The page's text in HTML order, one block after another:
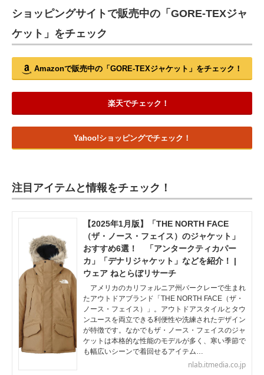
ショッピングサイトで販売中の「GORE-TEXジャ
ケット」をチェック
Amazonで販売中の「GORE-TEXジャケット」をチェック！
楽天でチェック！
Yahoo!ショッピングでチェック！
注目アイテムと情報をチェック！
【2025年1月版】「THE NORTH FACE
（ザ・ノース・フェイス）のジャケット」
おすすめ6選！ 「アンタークティカパー
カ」「デナリジャケット」などを紹介！ |
ウェア ねとらぼリサーチ
アメリカのカリフォルニア州バークレーで生まれ
たアウトドアブランド「THE NORTH FACE（ザ・
ノース・フェイス）」。アウトドアスタイルとタウ
ンユースを両立できる利便性や洗練されたデザイン
が特徴です。なかでもザ・ノース・フェイスのジャ
ケットは本格的な性能のモデルが多く、寒い季節で
も幅広いシーンで着回せるアイテム…
nlab.itmedia.co.jp